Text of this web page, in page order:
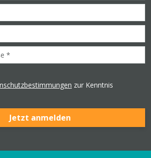
zur Kenntnis
Jetzt anmelden